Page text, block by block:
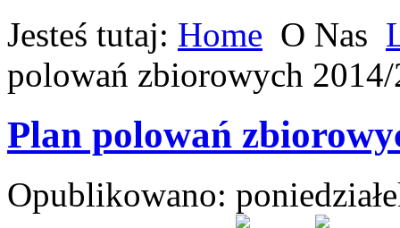
Jesteś tutaj: Home O Nas
polowań zbiorowych
Plan polowań
Opublikowano: